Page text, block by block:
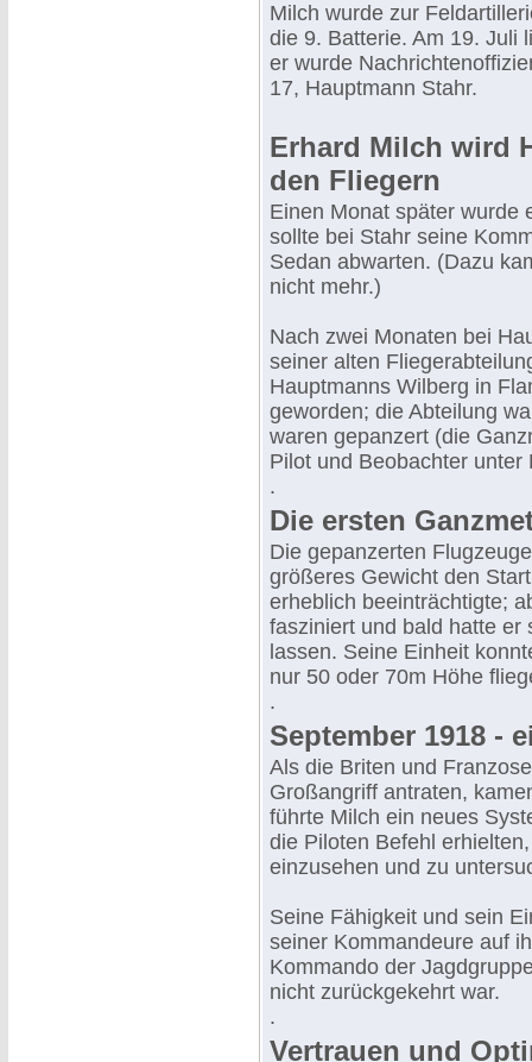
Milch wurde zur
die 9. Batterie. Am 19. Juli
er wurde
17, Hauptmann Stahr.
Erhard Milch wird
den Fliegern
Einen Monat später wurde
sollte bei Stahr seine
Sedan abwarten. (Dazu
nicht mehr.)
Nach zwei Monaten bei
seiner alten
Hauptmanns Wilberg in
geworden; die Abteilung
waren gepanzert (die
Pilot und Beobachter unter
.
Die ersten
Die gepanzerten
größeres Gewicht den
erheblich beeinträchtigte;
fasziniert und bald hatte er
lassen. Seine Einheit
nur 50 oder 70m Höhe
.
September 1918 -
Als die Briten und
Großangriff antraten,
führte Milch ein neues
die Piloten Befehl
einzusehen und zu
Seine Fähigkeit und sein
seiner Kommandeure auf
Kommando der
nicht zurückgekehrt war.
.
Vertrauen und